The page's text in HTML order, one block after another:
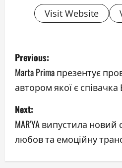
Visit Website
P
o
s
t
n
a
Previous:
Marta Prima презентує
автором якої є
Next:
MAR’YA випустила
любов та емоційну